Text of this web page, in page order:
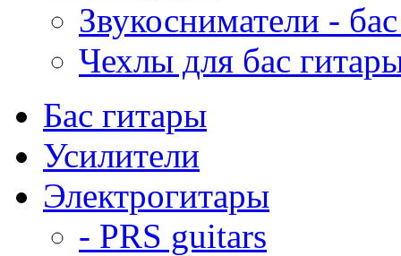
Звукосниматели -
Чехлы для бас
Бас гитары
Усилители
Электрогитары
- PRS guitars